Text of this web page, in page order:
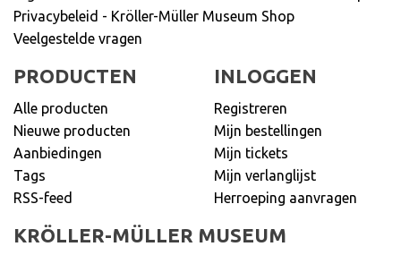
Privacybeleid - Kröller-Müller Museum Shop
Veelgestelde vragen
PRODUCTEN
Alle producten
Nieuwe producten
Aanbiedingen
Tags
RSS-feed
INLOGGEN
Registreren
Mijn bestellingen
Mijn tickets
Mijn verlanglijst
Herroeping aanvragen
KRÖLLER-MÜLLER MUSEUM